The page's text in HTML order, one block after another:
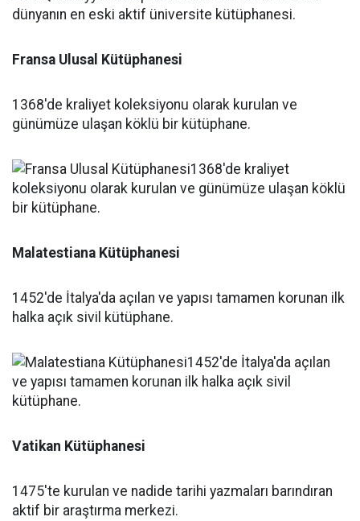
Fransa Ulusal Kütüphanesi
1368'de kraliyet koleksiyonu olarak kurulan ve
günümüze ulaşan köklü bir kütüphane.
Malatestiana Kütüphanesi
1452'de İtalya'da açılan ve yapısı tamamen korunan ilk
halka açık sivil kütüphane.
Vatikan Kütüphanesi
1475'te kurulan ve nadide tarihi yazmaları barındıran
aktif bir araştırma merkezi.